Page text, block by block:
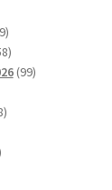
189
produkter
158
produkter
9999
68